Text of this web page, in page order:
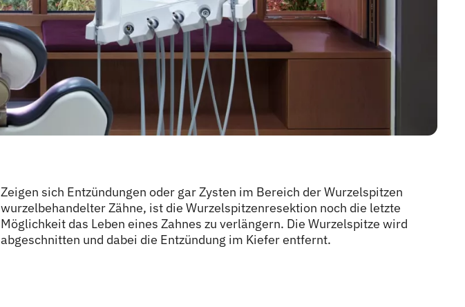
Zeigen sich Entzündungen oder gar Zysten im Bereich der Wurzelspitzen
wurzelbehandelter Zähne, ist die Wurzelspitzenresektion noch die letzte
Möglichkeit das Leben eines Zahnes zu verlängern. Die Wurzelspitze wird
abgeschnitten und dabei die Entzündung im Kiefer entfernt.